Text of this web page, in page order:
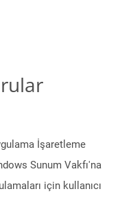
İşaretleme
Sunum Vakfı'na
için kullanıcı